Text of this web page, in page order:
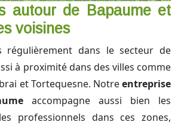
autour de Bapaume et
voisines
régulièrement dans le secteur de
à proximité dans des villes comme
et Tortequesne. Notreentreprise
accompagne aussi bien les
professionnels dans ces zones,